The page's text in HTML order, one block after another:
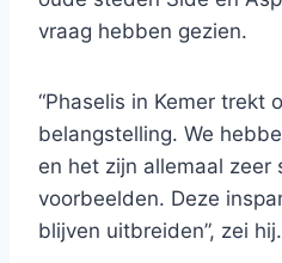
vraag hebben gezien.
“Phaselis in Kemer trekt
belangstelling. We
en het zijn allemaal zeer
voorbeelden. Deze
blijven uitbreiden”, zei hij.